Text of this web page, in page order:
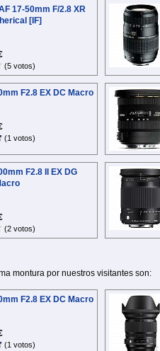
17-50mm F/2.8 XR
[IF]
(5 votos)
F2.8 EX DC Macro
(1 votos)
F2.8 II EX DG
(2 votos)
montura por nuestros visitantes son:
F2.8 EX DC Macro
(1 votos)